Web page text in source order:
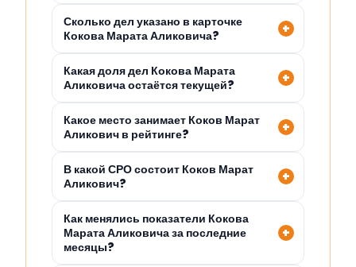
Сколько дел указано в карточке
Кокова Марата Аликовича?
Какая доля дел Кокова Марата
Аликовича остаётся текущей?
Какое место занимает Коков Марат
Аликович в рейтинге?
В какой СРО состоит Коков Марат
Аликович?
Как менялись показатели Кокова
Марата Аликовича за последние
месяцы?